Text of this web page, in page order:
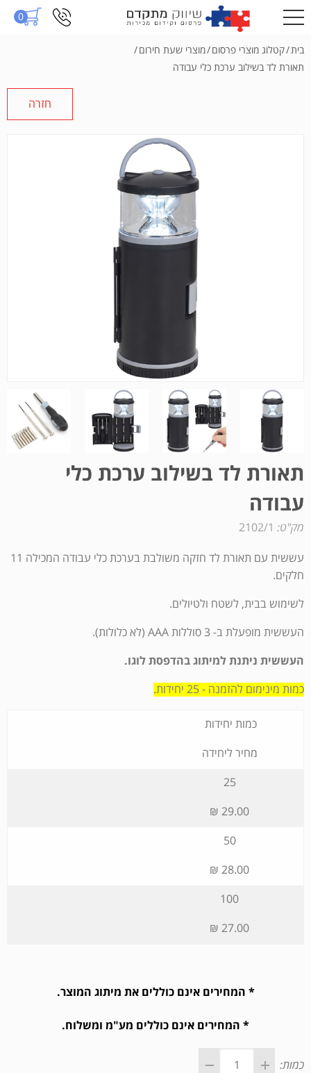
0
בית/קטלוג מוצרי פרסום/מוצרי שעת חירום/
תאורת לד בשילוב ערכת כלי עבודה
חזרה
תאורת לד בשילוב ערכת כלי
עבודה
מק"ט: 2102/1
עששית עם תאורת לד חזקה משולבת בערכת כלי עבודה המכילה 11
חלקים.
לשימוש בבית, לשטח ולטיולים.
העששית מופעלת ב- 3 סוללות AAA (לא כלולות).
העששית ניתנת למיתוג בהדפסת לוגו.
כמות מינימום להזמנה - 25 יחידות.
כמות יחידות
מחיר ליחידה
25
29.00 ₪
50
28.00 ₪
100
27.00 ₪
* המחירים אינם כוללים את מיתוג המוצר.
* המחירים אינם כוללים מע"מ ומשלוח.
כמות: